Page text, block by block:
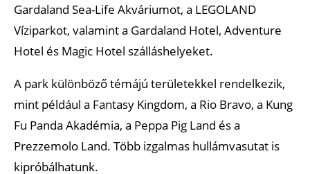
Gardaland Sea-Life Akváriumot, a LEGOLAND
Víziparkot, valamint a Gardaland Hotel, Adventure
Hotel és Magic Hotel szálláshelyeket.
A park különböző témájú területekkel rendelkezik,
mint például a Fantasy Kingdom, a Rio Bravo, a Kung
Fu Panda Akadémia, a Peppa Pig Land és a
Prezzemolo Land. Több izgalmas hullámvasutat is
kipróbálhatunk.